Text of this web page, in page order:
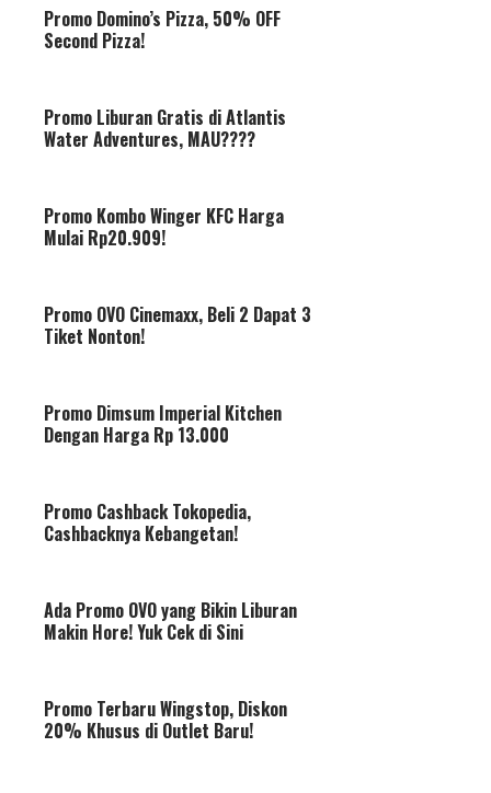
Promo Domino’s Pizza, 50% OFF
Second Pizza!
Promo Liburan Gratis di Atlantis
Water Adventures, MAU????
Promo Kombo Winger KFC Harga
Mulai Rp20.909!
Promo OVO Cinemaxx, Beli 2 Dapat 3
Tiket Nonton!
Promo Dimsum Imperial Kitchen
Dengan Harga Rp 13.000
Promo Cashback Tokopedia,
Cashbacknya Kebangetan!
Ada Promo OVO yang Bikin Liburan
Makin Hore! Yuk Cek di Sini
Promo Terbaru Wingstop, Diskon
20% Khusus di Outlet Baru!